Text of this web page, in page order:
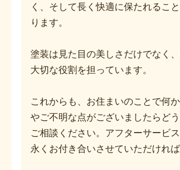
く、そして長く快適に保たれるこ
ります。
塗装は見た目の美しさだけでなく
大切な役割を担っています。
これからも、お住まいのことで何
やご不明な点がございましたらど
ご相談ください。アフターサービ
永くお付き合いさせていただければ